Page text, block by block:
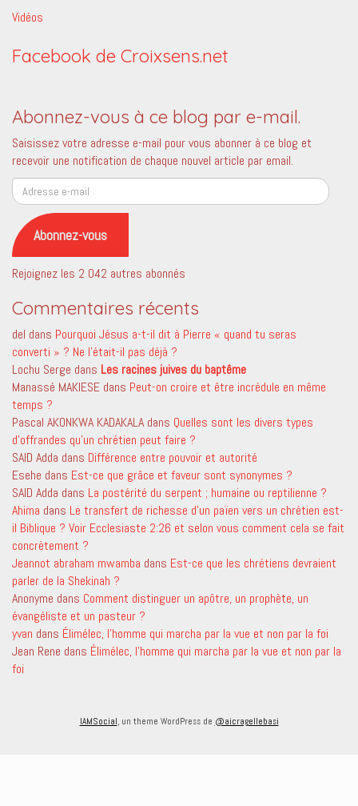
Vidéos
Facebook de Croixsens.net
Abonnez-vous à ce blog par e-mail.
Saisissez votre adresse e-mail pour vous abonner à ce blog et
recevoir une notification de chaque nouvel article par email.
Adresse
e-
mail
Abonnez-vous
Rejoignez les 2 042 autres abonnés
Commentaires récents
del dans Pourquoi Jésus a-t-il dit à Pierre « quand tu seras
converti » ? Ne l’était-il pas déjà ?
Lochu Serge dans Les racines juives du baptême
Manassé MAKIESE dans Peut-on croire et être incrédule en même
temps ?
Pascal AKONKWA KADAKALA dans Quelles sont les divers types
d’offrandes qu’un chrétien peut faire ?
SAID Adda dans Différence entre pouvoir et autorité
Esehe dans Est-ce que grâce et faveur sont synonymes ?
SAID Adda dans La postérité du serpent ; humaine ou reptilienne ?
Ahima dans Le transfert de richesse d’un païen vers un chrétien est-
il Biblique ? Voir Ecclesiaste 2:26 et selon vous comment cela se fait
concrètement ?
Jeannot abraham mwamba dans Est-ce que les chrétiens devraient
parler de la Shekinah ?
Anonyme dans Comment distinguer un apôtre, un prophète, un
évangéliste et un pasteur ?
yvan dans Élimélec, l’homme qui marcha par la vue et non par la foi
Jean Rene dans Élimélec, l’homme qui marcha par la vue et non par la
foi
IAMSocial, un theme WordPress de @aicragellebasi